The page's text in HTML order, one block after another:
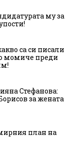
му за
са си писали
момиче преди
Стефанова:
за жената
план на